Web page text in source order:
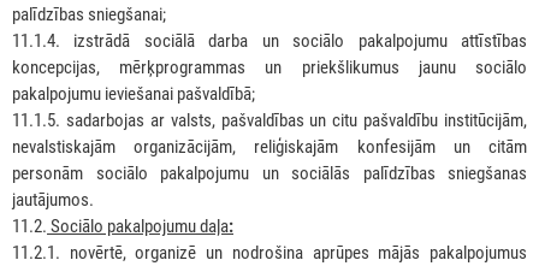
palīdzības sniegšanai;
11.1.4. izstrādā sociālā darba un sociālo pakalpojumu attīstības
koncepcijas, mērķprogrammas un priekšlikumus jaunu sociālo
pakalpojumu ieviešanai pašvaldībā;
11.1.5. sadarbojas ar valsts, pašvaldības un citu pašvaldību institūcijām,
nevalstiskajām organizācijām, reliģiskajām konfesijām un citām
personām sociālo pakalpojumu un sociālās palīdzības sniegšanas
jautājumos.
11.2. Sociālo pakalpojumu daļa:
11.2.1. novērtē, organizē un nodrošina aprūpes mājās pakalpojumus